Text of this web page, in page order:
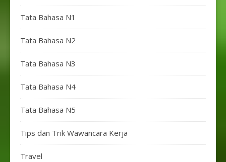
Tata Bahasa N1
Tata Bahasa N2
Tata Bahasa N3
Tata Bahasa N4
Tata Bahasa N5
Tips dan Trik Wawancara Kerja
Travel